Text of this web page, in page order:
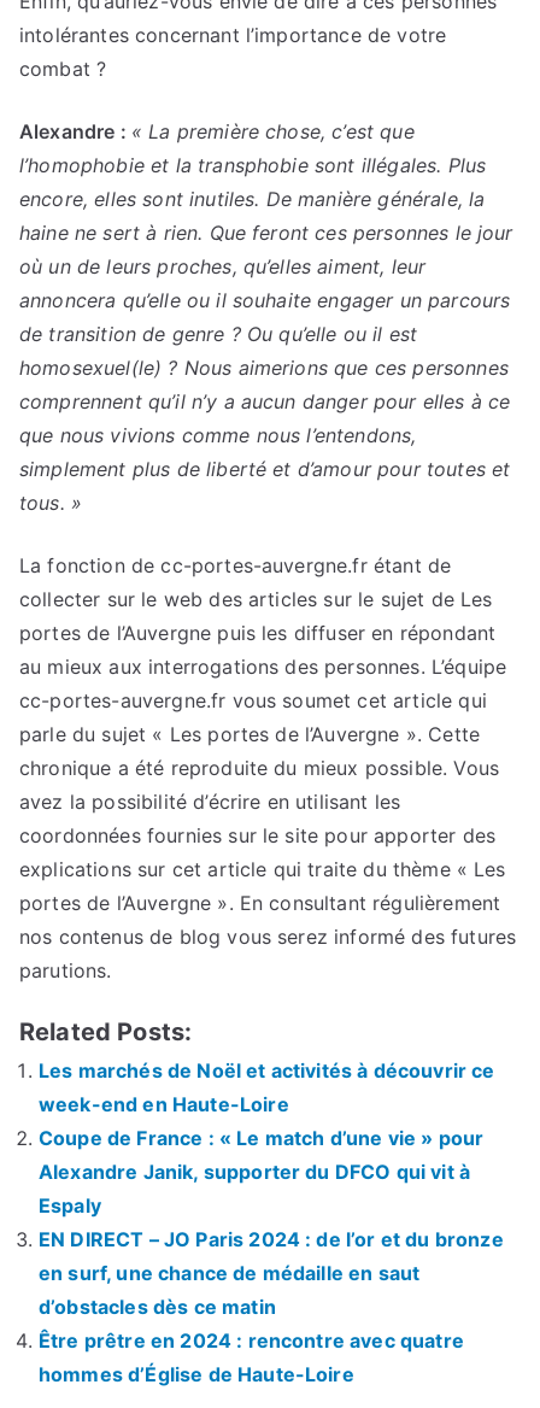
intolérantes concernant l’importance de votre
combat ?
Alexandre : « La première chose, c’est que
l’homophobie et la transphobie sont illégales. Plus
encore, elles sont inutiles. De manière générale, la
haine ne sert à rien. Que feront ces personnes le jour
où un de leurs proches, qu’elles aiment, leur
annoncera qu’elle ou il souhaite engager un parcours
de transition de genre ? Ou qu’elle ou il est
homosexuel(le) ? Nous aimerions que ces personnes
comprennent qu’il n’y a aucun danger pour elles à ce
que nous vivions comme nous l’entendons,
simplement plus de liberté et d’amour pour toutes et
tous. »
La fonction de cc-portes-auvergne.fr étant de
collecter sur le web des articles sur le sujet de Les
portes de l’Auvergne puis les diffuser en répondant
au mieux aux interrogations des personnes. L’équipe
cc-portes-auvergne.fr vous soumet cet article qui
parle du sujet « Les portes de l’Auvergne ». Cette
chronique a été reproduite du mieux possible. Vous
avez la possibilité d’écrire en utilisant les
coordonnées fournies sur le site pour apporter des
explications sur cet article qui traite du thème « Les
portes de l’Auvergne ». En consultant régulièrement
nos contenus de blog vous serez informé des futures
parutions.
Related Posts:
Les marchés de Noël et activités à découvrir ce
week-end en Haute-Loire
Coupe de France : « Le match d’une vie » pour
Alexandre Janik, supporter du DFCO qui vit à
Espaly
EN DIRECT – JO Paris 2024 : de l’or et du bronze
en surf, une chance de médaille en saut
d’obstacles dès ce matin
Être prêtre en 2024 : rencontre avec quatre
hommes d’Église de Haute-Loire